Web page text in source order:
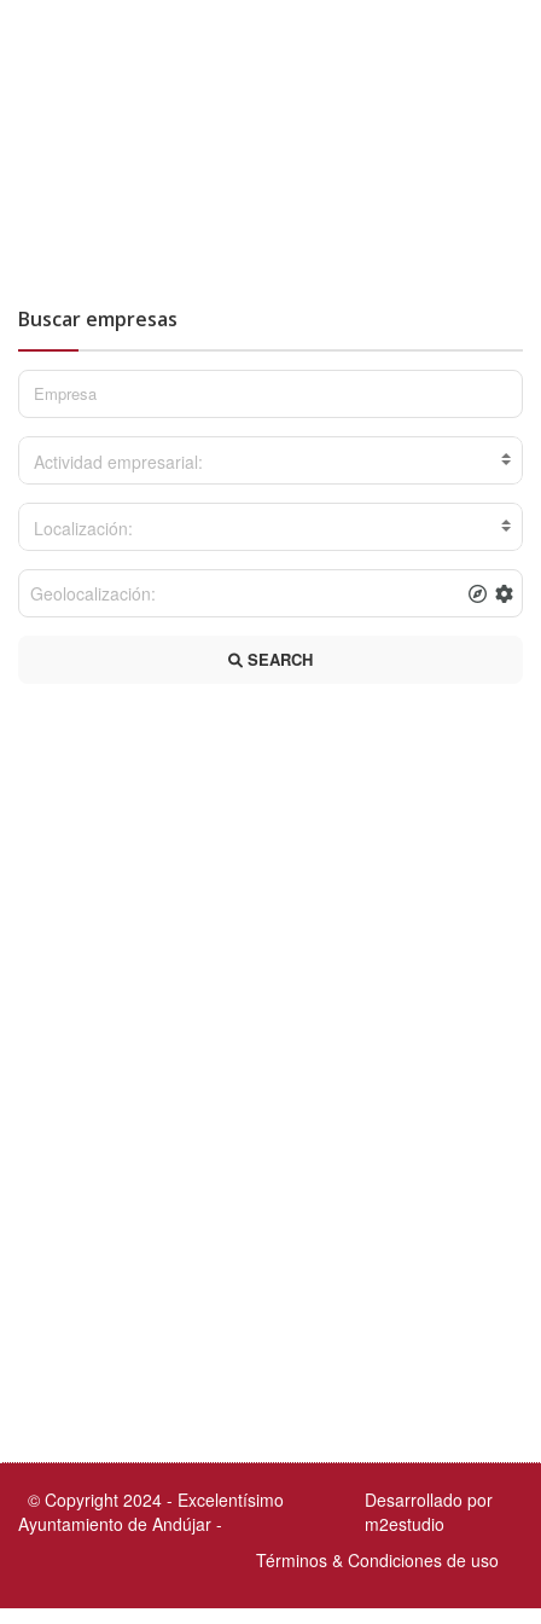
Buscar empresas
Actividad empresarial:
Localización:
SEARCH
Desarrollado por
m2estudio
© Copyright 2024 - Excelentísimo
Ayuntamiento de Andújar -
Términos & Condiciones de uso